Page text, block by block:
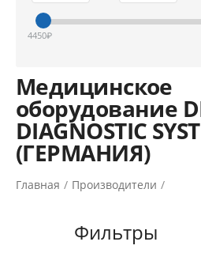
4450₽
Медицинское
оборудование
DIAGNOSTIC
(ГЕРМАНИЯ)
Главная / Производители /